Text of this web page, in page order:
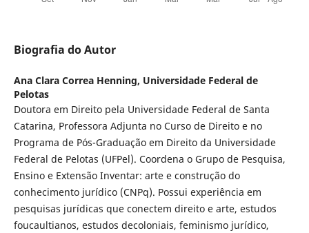
Biografia do Autor
Ana Clara Correa Henning, Universidade Federal de
Pelotas
Doutora em Direito pela Universidade Federal de Santa
Catarina, Professora Adjunta no Curso de Direito e no
Programa de Pós-Graduação em Direito da Universidade
Federal de Pelotas (UFPel). Coordena o Grupo de Pesquisa,
Ensino e Extensão Inventar: arte e construção do
conhecimento jurídico (CNPq). Possui experiência em
pesquisas jurídicas que conectem direito e arte, estudos
foucaultianos, estudos decoloniais, feminismo jurídico,